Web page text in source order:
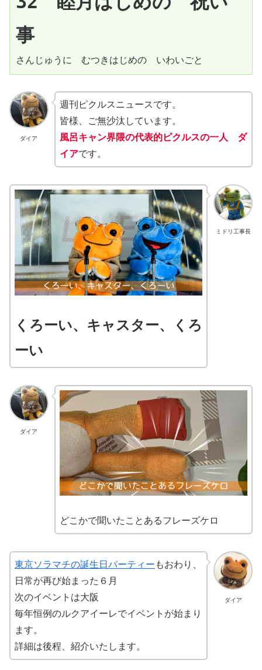
事
さんじゅうに　むつきはじめの　いわいごと
ダイア
週刊ピクルスニュースです。
皆様、ご無沙汰しています。
風呂キャン界隈の代表的ピクルスの一人 ダ
イアです。
ミドリ工事長
くろーい、キャスター、くろ
ーい
ダイア
どこかで聞いたことあるフレーズケロ
ダイア
東京ソラマチの誕生日パーティー もおわり、
日常が再び始まった６月
次のイベントは大阪
毎年恒例のルクアイーレでイベントが始まり
ます。
詳細は後程、紹介いたします。